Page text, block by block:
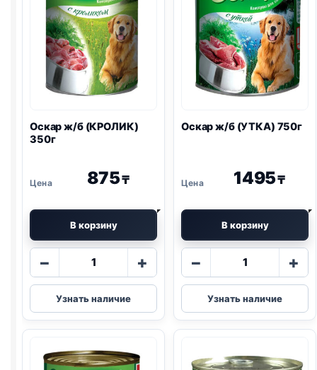
Оскар ж/б (КРОЛИК)
350г
875₸
В корзину
−
Количество
Оскар
ж/
б
350г
+
Узнать наличие
Оскар ж/б (УТКА) 750г
1495₸
В корзину
−
Количество
Оскар
ж/
б
750г
+
Узнать наличие